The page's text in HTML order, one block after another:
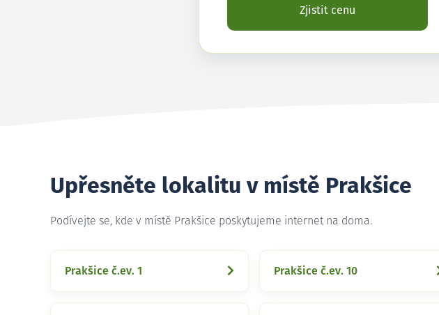
Zjistit cenu
Upřesněte lokalitu v místě Prakšice
Podívejte se, kde v místě Prakšice poskytujeme internet na doma.
Prakšice č.ev. 1 Prakšice č.ev. 10